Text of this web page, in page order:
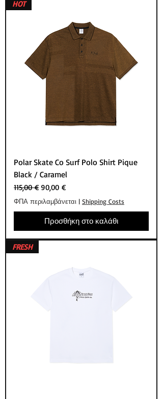
HOT
Polar Skate Co Surf Polo Shirt Pique
Black / Caramel
Κανονική τιμή
115,00 € Τιμή Έκπτωσης
90,00 €
ΦΠΑ περιλαμβάνεται | Shipping Costs
Προσθήκη στο καλάθι
FRESH